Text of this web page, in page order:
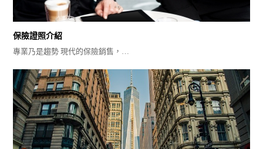
保險證照介紹
專業乃是趨勢 現代的保險銷售，…